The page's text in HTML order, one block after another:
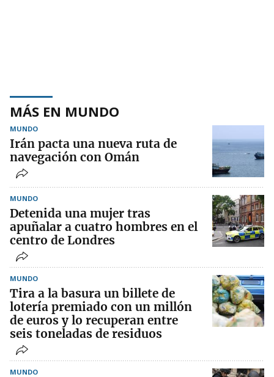
MÁS EN MUNDO
MUNDO
Irán pacta una nueva ruta de
navegación con Omán
MUNDO
Detenida una mujer tras
apuñalar a cuatro hombres en el
centro de Londres
MUNDO
Tira a la basura un billete de
lotería premiado con un millón
de euros y lo recuperan entre
seis toneladas de residuos
MUNDO